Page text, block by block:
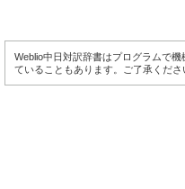
Weblio中日対訳辞書はプログラムで
ていることもあります。ご了承くださ